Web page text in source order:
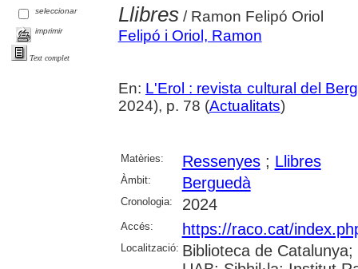
seleccionar
imprimir
Text complet
Llibres/ Ramon Felipó Oriol
Felipó i Oriol, Ramon
En: L'Erol : revista cultural del
2024), p. 78 (Actualitats)
Matèries: Ressenyes; Llibres
Àmbit: Berguedà
Cronologia: 2024
Accés: https://raco.cat/
Localització: Biblioteca de